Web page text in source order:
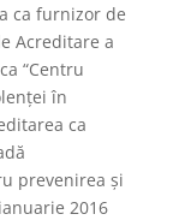
ca furnizor de
Acreditare a
“Centru
în
ca
prevenirea şi
2016